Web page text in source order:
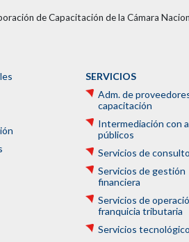
de Capacitación de la Cámara
SERVICIOS
Adm. de
capacitación
Intermediación con
públicos
Servicios de
Servicios de gestión
financiera
Servicios de
franquicia tributaria
Servicios